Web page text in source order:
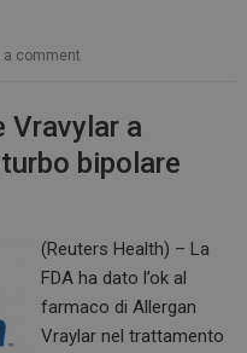
a comment
Vravylar a
bipolare
(Reuters Health) – La
FDA ha dato l’ok al
farmaco di Allergan
Vraylar nel trattamento